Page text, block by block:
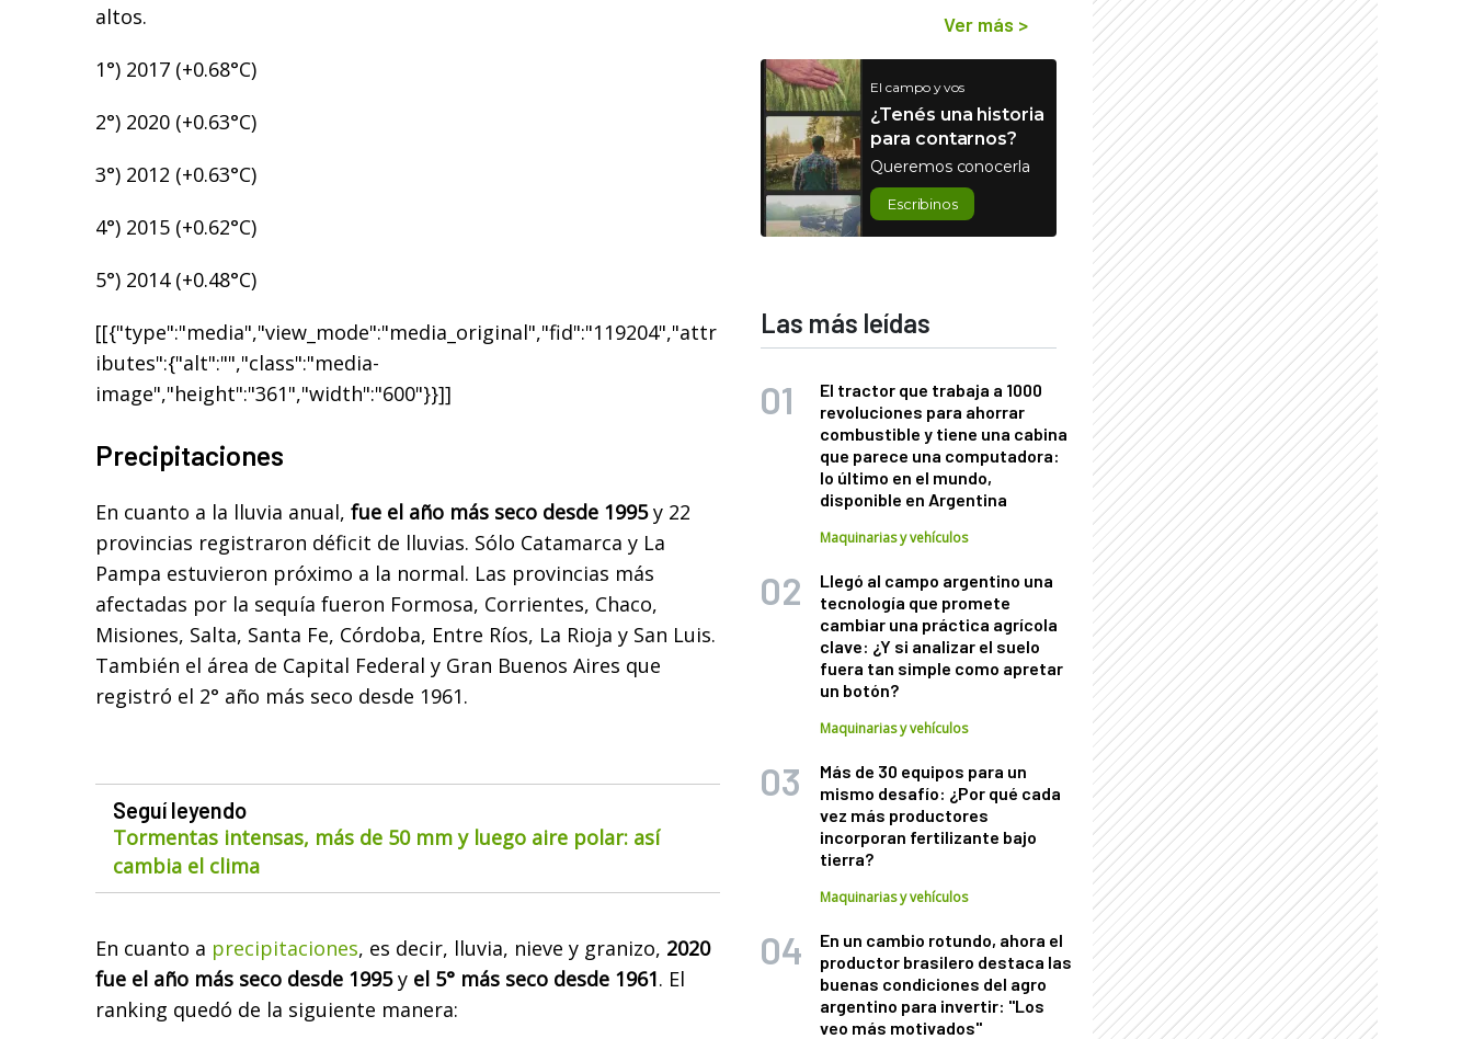
altos.
1°) 2017 (+0.68°C)
2°) 2020 (+0.63°C)
3°) 2012 (+0.63°C)
4°) 2015 (+0.62°C)
5°) 2014 (+0.48°C)
[[{"type":"media","view_mode":"media_original","fid":"119204","attr
ibutes":{"alt":"","class":"media-
image","height":"361","width":"600"}}]]
Precipitaciones
En cuanto a la lluvia anual, fue el año más seco desde 1995y 22
provincias registraron déficit de lluvias. Sólo Catamarca y La
Pampa estuvieron próximo a la normal. Las provincias más
afectadas por la sequía fueron Formosa, Corrientes, Chaco,
Misiones, Salta, Santa Fe, Córdoba, Entre Ríos, La Rioja y San Luis.
También el área de Capital Federal y Gran Buenos Aires que
registró el 2° año más seco desde 1961.
Seguí leyendo
Tormentas intensas, más de 50 mm y luego aire polar: así
cambia el clima
En cuanto a precipitaciones, es decir, lluvia, nieve y granizo, 2020
fue el año más seco desde 1995y el 5° más seco desde 1961. El
ranking quedó de la siguiente manera:
Ver más >
El campo y vos
¿Tenés una historia
para contarnos?
Queremos conocerla
Escribinos
Las más leídas
El tractor que trabaja a 1000
revoluciones para ahorrar
combustible y tiene una cabina
que parece una computadora:
lo último en el mundo,
disponible en Argentina
Maquinarias y vehículos
Llegó al campo argentino una
tecnología que promete
cambiar una práctica agrícola
clave: ¿Y si analizar el suelo
fuera tan simple como apretar
un botón?
Maquinarias y vehículos
Más de 30 equipos para un
mismo desafío: ¿Por qué cada
vez más productores
incorporan fertilizante bajo
tierra?
Maquinarias y vehículos
En un cambio rotundo, ahora el
productor brasilero destaca las
buenas condiciones del agro
argentino para invertir: "Los
veo más motivados"